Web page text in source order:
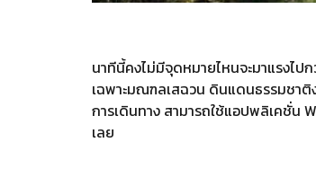
นาทีนี้คงไม่มีจุดหมายไหนจะมาแรงไป
เฉพาะมณฑลเสฉวน ดินแดนธรรมชาติ
การเดินทาง สามารถใช้แอปพลิเคชั่น
เลย